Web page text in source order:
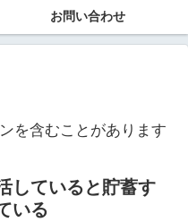
お問い合わせ
を含むことがあります
していると貯蓄す
いる